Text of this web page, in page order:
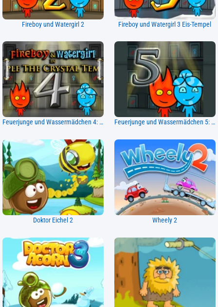
Fireboy und Watergirl 2 Fireboy und Watergirl 3 Eis-Tempel
Feuerjunge und Wassermädchen 4: Kristalltempel Feuerjunge und Wassermädchen 5: Elemente
Doktor Eichel 2 Wheely 2